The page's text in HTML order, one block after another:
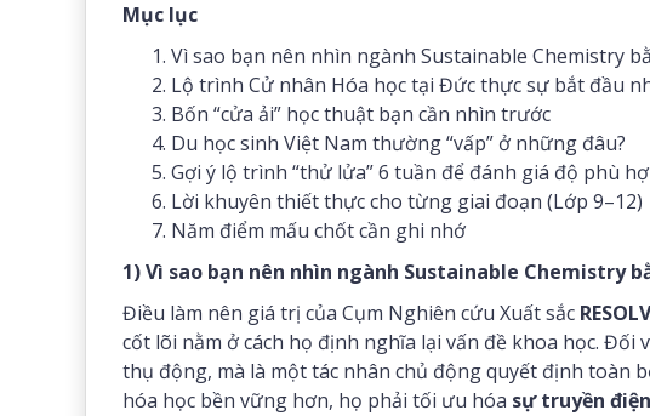
Mục lục
Vì sao bạn nên nhìn ngành Sustainable Chemistry
Lộ trình Cử nhân Hóa học tại Đức thực sự bắt đầu
Bốn “cửa ải” học thuật bạn cần nhìn trước
Du học sinh Việt Nam thường “vấp” ở những đâu?
Gợi ý lộ trình “thử lửa” 6 tuần để đánh giá độ phù
Lời khuyên thiết thực cho từng giai đoạn (Lớp 9–12)
Năm điểm mấu chốt cần ghi nhớ
1) Vì sao bạn nên nhìn ngành Sustainable Chemistry
Điều làm nên giá trị của Cụm Nghiên cứu Xuất sắc RESOLV
cốt lõi nằm ở cách họ định nghĩa lại vấn đề khoa học. Đối
thụ động, mà là một tác nhân chủ động quyết định toàn
hóa học bền vững hơn, họ phải tối ưu hóa sự truyền